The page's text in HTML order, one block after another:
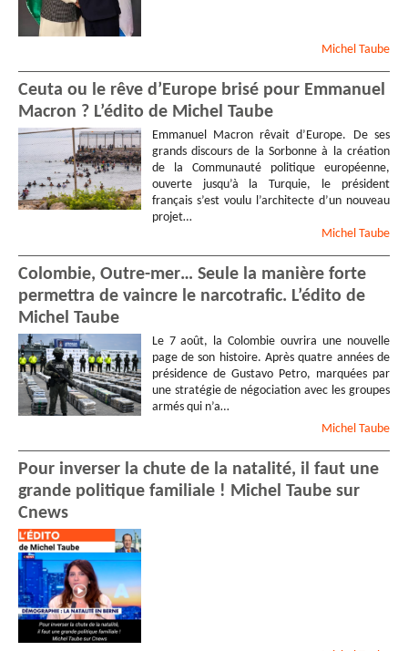
Michel Taube
Ceuta ou le rêve d’Europe brisé pour Emmanuel
Macron ? L’édito de Michel Taube
Emmanuel Macron rêvait d’Europe. De ses
grands discours de la Sorbonne à la création
de la Communauté politique européenne,
ouverte jusqu’à la Turquie, le président
français s’est voulu l’architecte d’un nouveau
projet…
Michel Taube
Colombie, Outre-mer… Seule la manière forte
permettra de vaincre le narcotrafic. L’édito de
Michel Taube
Le 7 août, la Colombie ouvrira une nouvelle
page de son histoire. Après quatre années de
présidence de Gustavo Petro, marquées par
une stratégie de négociation avec les groupes
armés qui n’a…
Michel Taube
Pour inverser la chute de la natalité, il faut une
grande politique familiale ! Michel Taube sur
Cnews